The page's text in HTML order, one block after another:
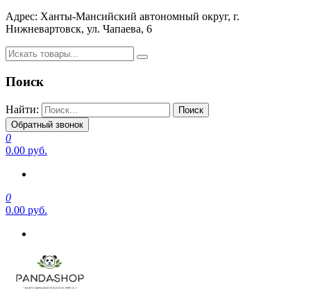
Адрес: Ханты-Мансийский автономный округ, г.
Нижневартовск, ул. Чапаева, 6
Поиск
Найти:
Обратный звонок
0
0.00 руб.
0
0.00 руб.